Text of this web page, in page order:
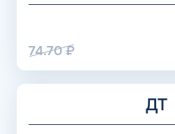
74.70₽
ДТ